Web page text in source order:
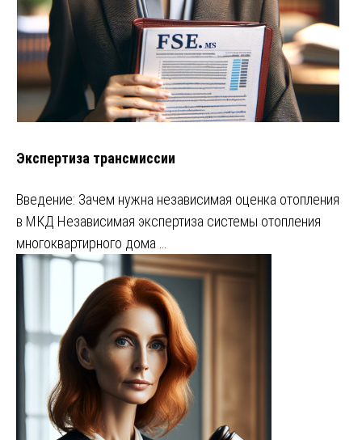
Экспертиза трансмиссии
Введение: Зачем нужна независимая оценка отопления
в МКД Независимая экспертиза системы отопления
многоквартирного дома …